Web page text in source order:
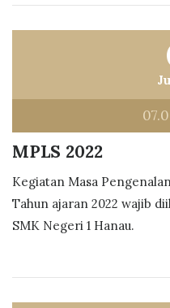
MPLS 2022
Kegiatan Masa
Tahun ajaran 2022 wajib
SMK Negeri 1 Hanau.